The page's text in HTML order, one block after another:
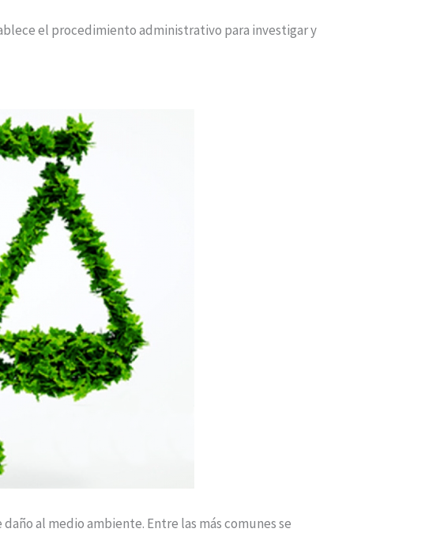
el procedimiento administrativo para investigar y
al medio ambiente. Entre las más comunes se